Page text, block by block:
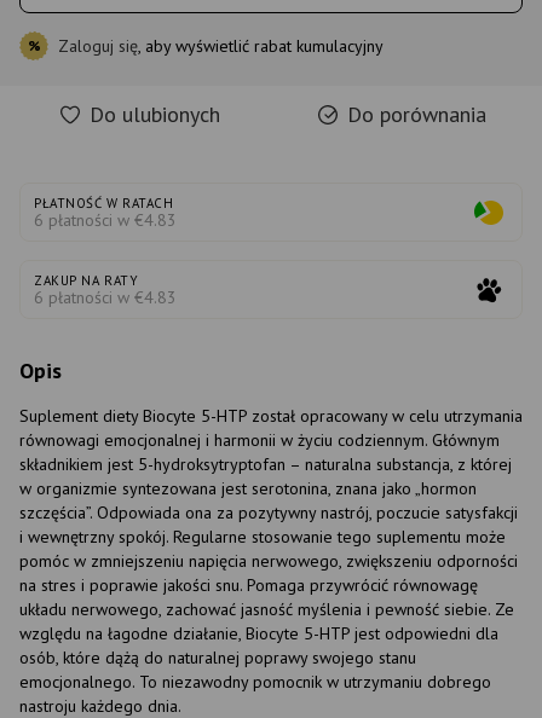
% Zaloguj się , aby wyświetlić rabat kumulacyjny
Do ulubionych Do porównania
PŁATNOŚĆ W RATACH
6 płatności w €4.83
ZAKUP NA RATY
6 płatności w €4.83
Opis
Suplement diety Biocyte 5-HTP został opracowany w celu utrzymania
równowagi emocjonalnej i harmonii w życiu codziennym. Głównym
składnikiem jest 5-hydroksytryptofan – naturalna substancja, z której
w organizmie syntezowana jest serotonina, znana jako „hormon
szczęścia”. Odpowiada ona za pozytywny nastrój, poczucie satysfakcji
i wewnętrzny spokój. Regularne stosowanie tego suplementu może
pomóc w zmniejszeniu napięcia nerwowego, zwiększeniu odporności
na stres i poprawie jakości snu. Pomaga przywrócić równowagę
układu nerwowego, zachować jasność myślenia i pewność siebie. Ze
względu na łagodne działanie, Biocyte 5-HTP jest odpowiedni dla
osób, które dążą do naturalnej poprawy swojego stanu
emocjonalnego. To niezawodny pomocnik w utrzymaniu dobrego
nastroju każdego dnia.